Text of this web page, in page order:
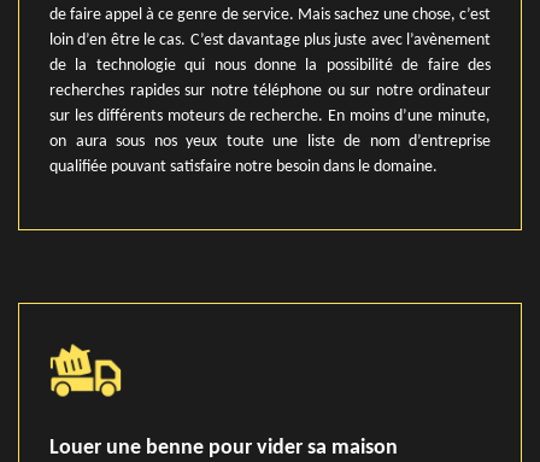
de faire appel à ce genre de service. Mais sachez une chose, c’est
loin d’en être le cas. C’est davantage plus juste avec l’avènement
de la technologie qui nous donne la possibilité de faire des
recherches rapides sur notre téléphone ou sur notre ordinateur
sur les différents moteurs de recherche. En moins d’une minute,
on aura sous nos yeux toute une liste de nom d’entreprise
qualifiée pouvant satisfaire notre besoin dans le domaine.
Louer une benne pour vider sa maison